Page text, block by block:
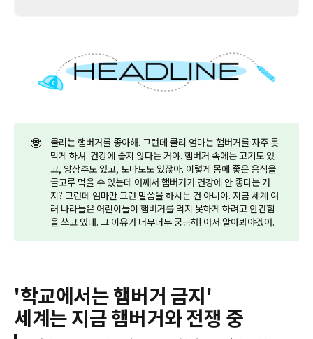
🤓
쿨리는 햄버거를 좋아해. 그런데 쿨리 엄마는 햄버거를 자주 못
먹게 하셔. 건강에 좋지 않다는 거야. 햄버거 속에는 고기도 있
고, 양상추도 있고, 토마토도 있잖아. 이렇게 몸에 좋은 음식을
골고루 먹을 수 있는데 어째서 햄버거가 건강에 안 좋다는 거
지? 그런데 엄마만 그런 말씀을 하시는 건 아니야. 지금 세계 여
러 나라들은 어린이들이 햄버거를 먹지 못하게 하려고 안간힘
을 쓰고 있대. 그 이유가 너무너무 궁금해! 어서 알아봐야겠어.
'학교에서는 햄버거 금지'
세계는 지금 햄버거와 전쟁 중